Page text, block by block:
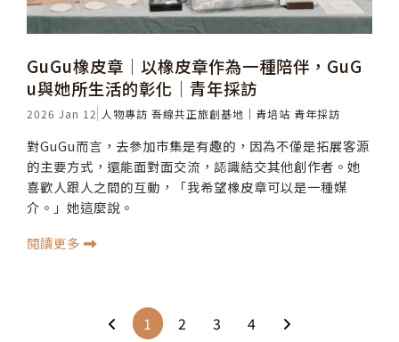
GuGu橡皮章│以橡皮章作為一種陪伴，GuG
u與她所生活的彰化│青年採訪
2026 Jan 12 人物專訪 吾線共正旅創基地｜青培站 青年採訪
對GuGu而言，去參加市集是有趣的，因為不僅是拓展客源
的主要方式，還能面對面交流，認識結交其他創作者。她
喜歡人跟人之間的互動，「我希望橡皮章可以是一種媒
介。」她這麼說。
閱讀更多
1 2 3 4